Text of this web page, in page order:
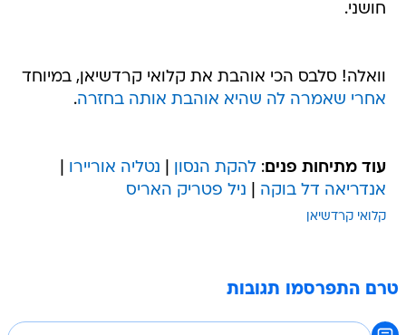
חושני.
וואלה! סלבס הכי אוהבת את קלואי קרדשיאן, במיוחד
אחרי שאמרה לה שהיא אוהבת אותה בחזרה.
עוד מתיחות פנים:להקת הנסון נטליה אוריירו
אנדריאה דל בוקה
ניל פטריק האריס
קלואי קרדשיאן
טרם התפרסמו תגובות